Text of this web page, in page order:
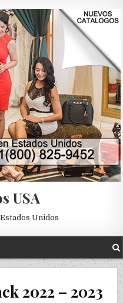
USA
Unidos
2022 – 2023